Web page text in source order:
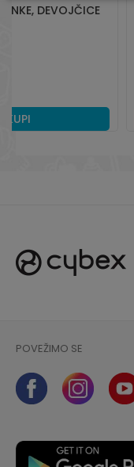
DEVOJČICE
KUPI
POVEŽIMO SE